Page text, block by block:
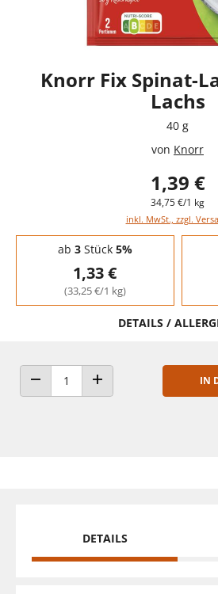
Knorr Fix Spinat-
Lachs
40 g
von Knorr
1,39 €
34,75 €/1 kg
inkl. MwSt., zzgl.
Staffelpreise - Mengenrabatt
ab 3Stück 5%
1,33 €
(33,25 €/1 kg)
DETAILS /
ANZAHL VERRINGERNANZAHL ERHÖHEN
IN
DETAILS